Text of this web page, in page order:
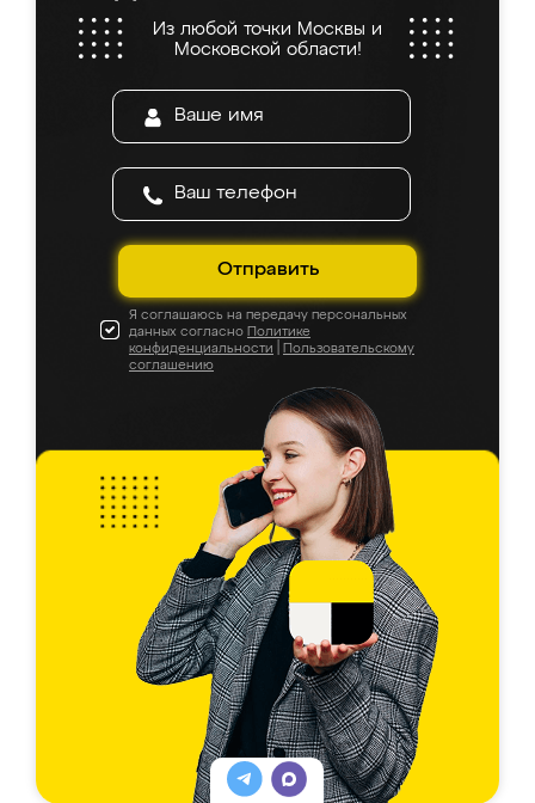
Из любой точки Москвы и
Московской области!
Отправить
Я соглашаюсь на передачу персональных
данных согласно Политике
конфиденциальности
Пользовательскому
соглашению